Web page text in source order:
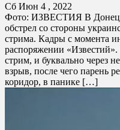
Сб Июн 4 , 2022
Фото: ИЗВЕСТИЯ В
обстрел со стороны
стрима. Кадры с момента
распоряжении
стрим, и буквально через
взрыв, после чего парень
коридор, в панике […]